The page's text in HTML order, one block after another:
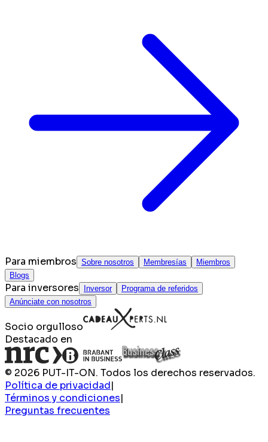
Para miembros Sobre nosotros Membresías
Miembros
Blogs
Para inversores Inversor
Programa de referidos
Anúnciate con nosotros
Socio orgulloso
Destacado en
© 2026 PUT-IT-ON. Todos los derechos reservados.
Política de privacidad|
Términos y condiciones|
Preguntas frecuentes